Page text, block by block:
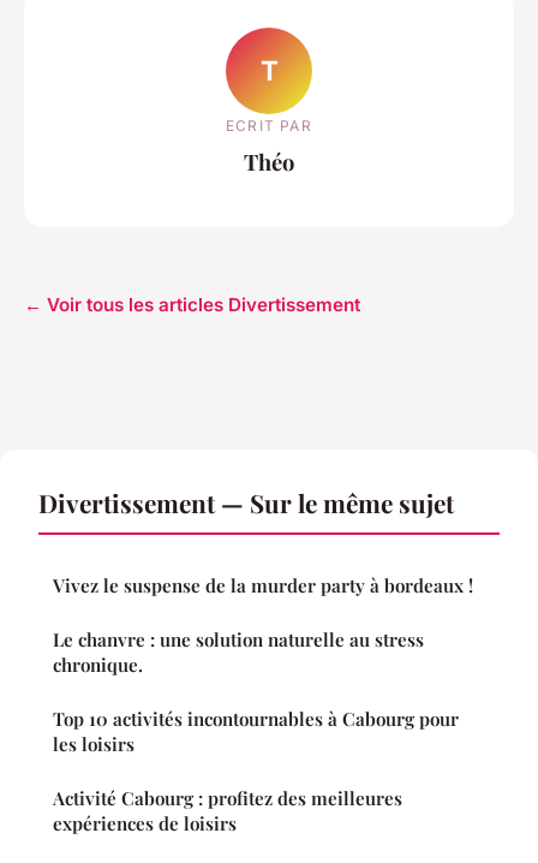
T
ECRIT PAR
Théo
← Voir tous les articles Divertissement
Divertissement — Sur le même sujet
Vivez le suspense de la murder party à bordeaux !
Le chanvre : une solution naturelle au stress
chronique.
Top 10 activités incontournables à Cabourg pour
les loisirs
Activité Cabourg : profitez des meilleures
expériences de loisirs